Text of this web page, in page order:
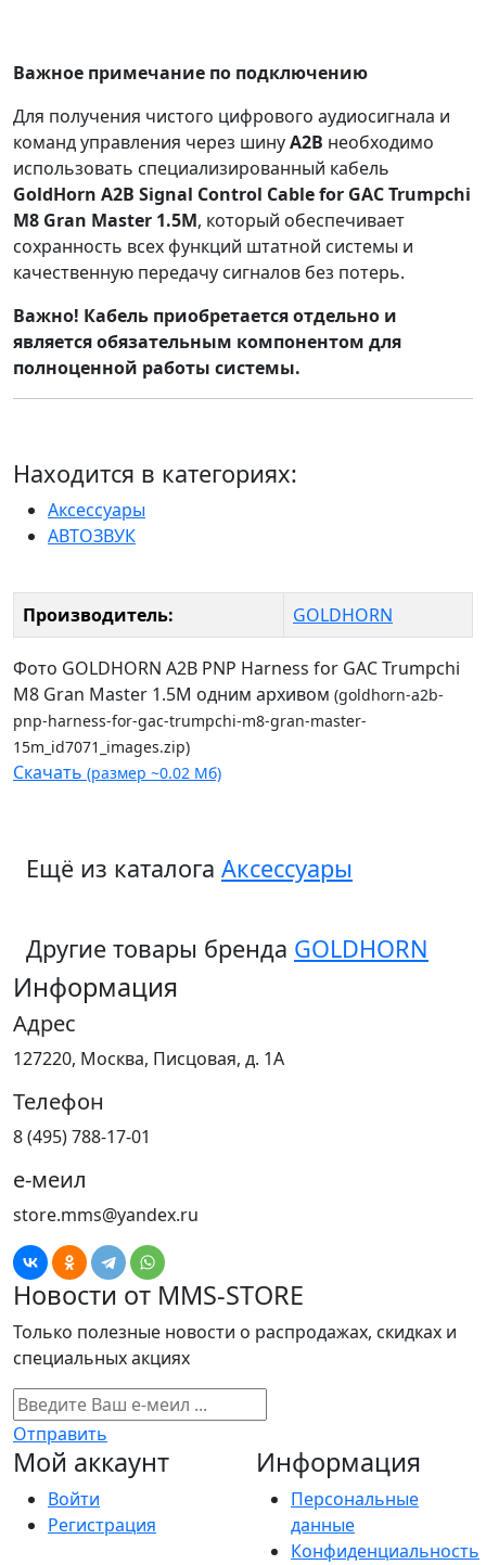
Важное примечание по подключению
Для получения чистого цифрового аудиосигнала и
команд управления через шинуA2B необходимо
использовать специализированный кабель
GoldHorn A2B Signal Control Cable for GAC Trumpchi
M8 Gran Master 1.5M, который обеспечивает
сохранность всех функций штатной системы и
качественную передачу сигналов без потерь.
Важно! Кабель приобретается отдельно и
является обязательным компонентом для
полноценной работы системы.
Находится в категориях:
Аксессуары
АВТОЗВУК
Производитель: GOLDHORN
Фото GOLDHORN A2B PNP Harness for GAC Trumpchi
M8 Gran Master 1.5M одним архивом (goldhorn-a2b-
pnp-harness-for-gac-trumpchi-m8-gran-master-
15m_id7071_images.zip)
Скачать (размер ~0.02 Мб)
Ещё из каталога Аксессуары
Другие товары бренда GOLDHORN
Информация
Адрес
127220, Москва, Писцовая, д. 1А
Телефон
8 (495) 788-17-01
е-меил
store.mms@yandex.ru
Новости от MMS-STORE
Только полезные новости о распродажах, скидках и
специальных акциях
Отправить
Мой аккаунт
Войти
Регистрация
Информация
Персональные
данные
Конфиденциальность